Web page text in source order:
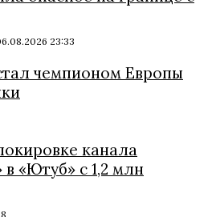
23:33
чемпионом Европы
канала
«Ютуб» с 1,2 млн